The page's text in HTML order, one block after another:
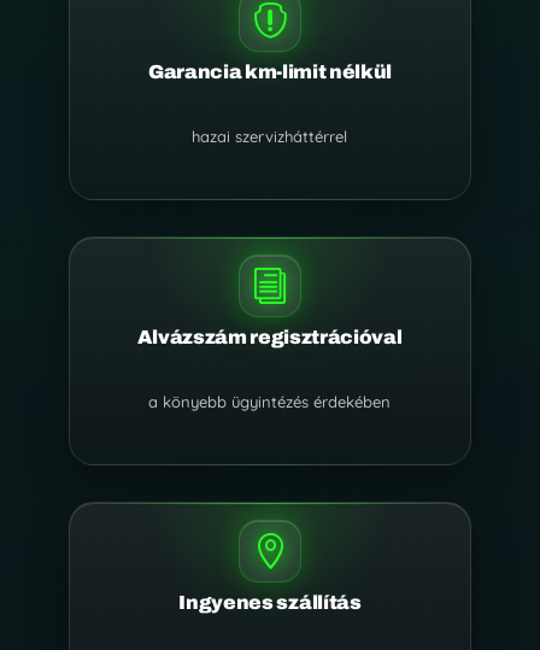

Garancia km-limit nélkül
hazai szervizháttérrel
i
Alvázszám regisztrációval
a könyebb ügyintézés érdekében

Ingyenes szállítás